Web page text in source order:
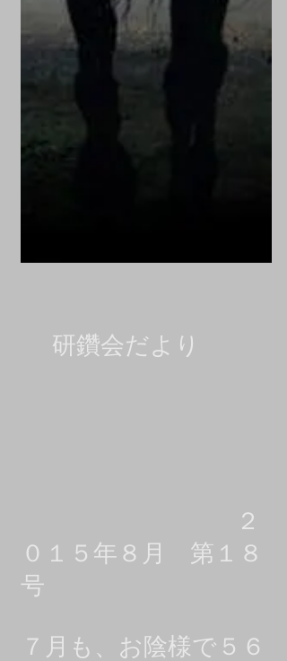
研鑽会だより
２
０１５年８月 第１８
号
７月も、お陰様で５６